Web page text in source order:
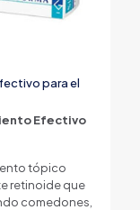
para el
Efectivo
tópico
retinoide que
comedones,